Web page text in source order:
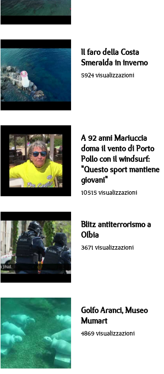
Il faro della Costa
Smeralda in inverno
5924 visualizzazioni
A 92 anni Mariuccia
doma il vento di Porto
Pollo con il windsurf:
"Questo sport mantiene
giovani"
10515 visualizzazioni
Blitz antiterrorismo a
Olbia
3671 visualizzazioni
Golfo Aranci, Museo
Mumart
4869 visualizzazioni